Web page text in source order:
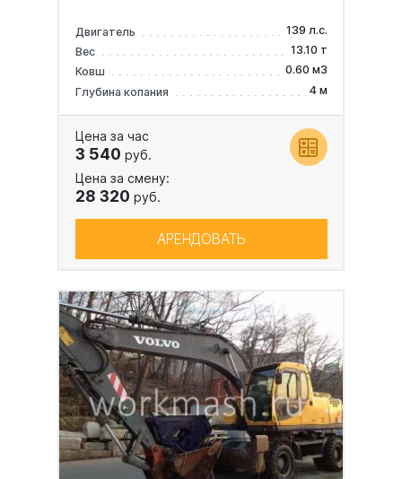
Двигатель
139 л.с.
Вес
13.10 т
Ковш
0.60 м3
Глубина копания
4 м
Цена за час
3 540 руб.
Цена за смену:
28 320 руб.
АРЕНДОВАТЬ